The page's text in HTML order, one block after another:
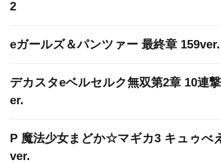
2
eガールズ＆パンツァー 最終章 159ver.
デカスタeベルセルク無双第2章 10連
er.
P 魔法少女まどか☆マギカ3 キュゥべ
ver.